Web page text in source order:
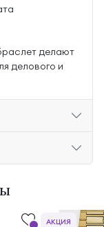
делают
делового и
АКЦИЯ